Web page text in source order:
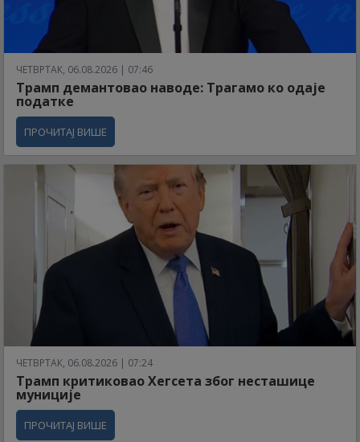
ЧЕТВРТАК, 06.08.2026 | 07:46
Трамп демантовао наводе: Трагамо ко одаје
податке
ПРОЧИТАЈ ВИШЕ
ЧЕТВРТАК, 06.08.2026 | 07:24
Трамп критиковао Хегсета због несташице
муниције
ПРОЧИТАЈ ВИШЕ